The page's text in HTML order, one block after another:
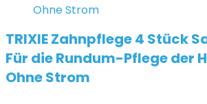
TRIXIE Zahnpflege 4 Stück
Für die Rundum-Pflege der
Ohne Strom